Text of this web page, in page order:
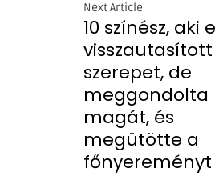
Next Article
10 színész, aki
szerepet, de
meggondolta
magát, és
megütötte a
főnyereményt